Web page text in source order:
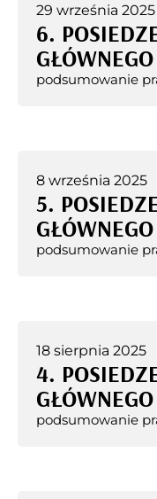
29 września 2025
6.
podsumowanie
8 września 2025
5.
podsumowanie
18 sierpnia 2025
4.
podsumowanie